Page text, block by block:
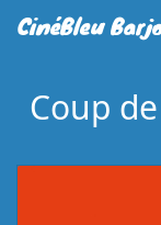
CinéBleu
Coup